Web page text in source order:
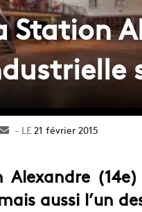
Station
Envoyer21 février 2015
Alexandre
aussi l’un